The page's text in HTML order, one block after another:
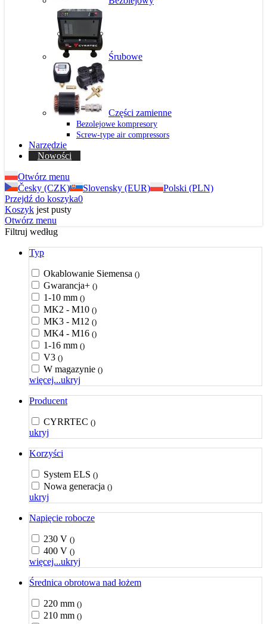
Śrubowe
Części zamienne
Bezolejowe kompresory
Screw-type air compressors
Narzędzie
Nowości
Otwórz menu
Česky (CZK)
Slovensky (EUR)
Polski (PLN)
Przejdź do koszyka0
Koszyk jest pusty
Otwórz menu
Filtruj według
Typ
Okablowanie Siemensa ()
Gwarancja+ ()
1-10 mm ()
MK2 - M10 ()
MK3 - M12 ()
MK4 - M16 ()
1-16 mm ()
V3 ()
W magazynie ()
więcej...ukryj
Producent
CYRRTEC ()
ukryj
Korzyści
System ELS ()
Nowa generacja ()
ukryj
Napięcie robocze
230 V ()
400 V ()
więcej...ukryj
Średnica obrotowa nad łożem
220 mm ()
210 mm ()